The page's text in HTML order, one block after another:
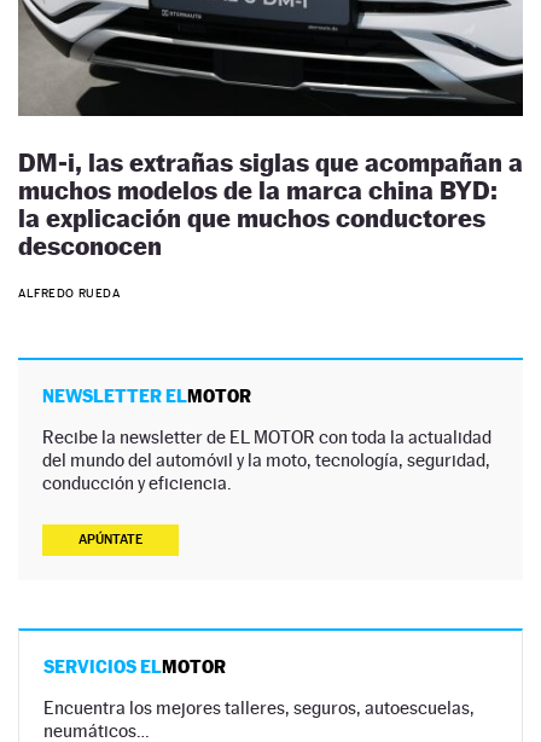
DM-i, las extrañas siglas que acompañan a
muchos modelos de la marca china BYD:
la explicación que muchos conductores
desconocen
ALFREDO RUEDA
NEWSLETTER ELMOTOR
Recibe la newsletter de EL MOTOR con toda la actualidad
del mundo del automóvil y la moto, tecnología, seguridad,
conducción y eficiencia.
APÚNTATE
SERVICIOS ELMOTOR
Encuentra los mejores talleres, seguros, autoescuelas,
neumáticos…